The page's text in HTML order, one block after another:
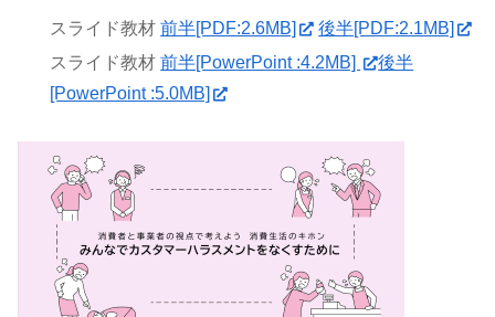
スライド教材前半[PDF:2.6MB]
後半[PDF:2.1MB]
スライド教材前半[PowerPoint :4.2MB]
後半
[PowerPoint :5.0MB]